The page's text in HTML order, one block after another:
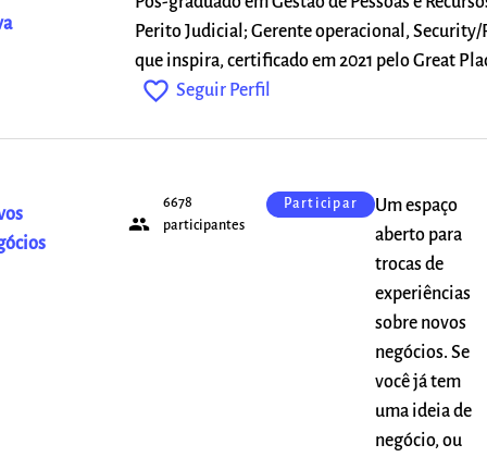
Perito Judicial; Gerente operacional,
que inspira, certificado em 2021 pelo Great
favorite_outline Seguir Perfil
people
6678
participantes
Participar
Um espaço
aberto para
trocas de
experiências
sobre novos
negócios. Se
você já tem
uma ideia de
negócio, ou